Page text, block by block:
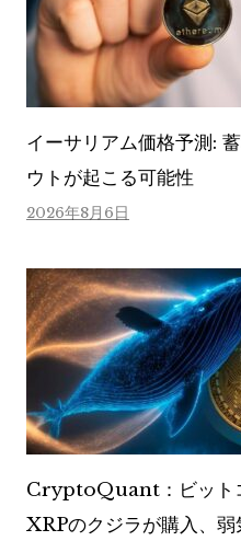
イーサリアム価格予測:
ウトが起こる可能性
2026年8月6日
CryptoQuant：ビット
XRPのクジラが購入、